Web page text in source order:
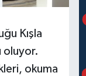
Kışla
oluyor.
okuma